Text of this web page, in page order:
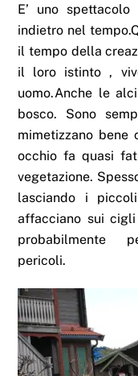
E’ uno
indietro nel
il tempo della
il loro istinto ,
uomo.Anche le
bosco. Sono
mimetizzano
occhio fa quasi
vegetazione.
lasciando i
affacciano sui
probabilmente
pericoli.